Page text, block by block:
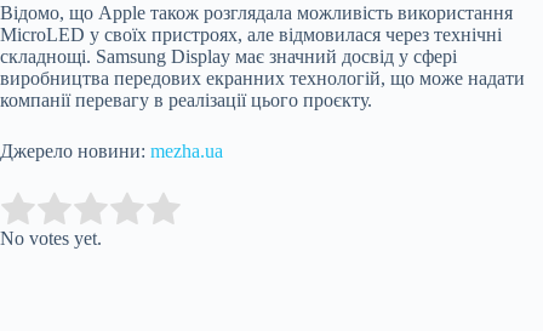
Відомо, що Apple також розглядала можливість використання
MicroLED у своїх пристроях, але відмовилася через технічні
складнощі. Samsung Display має значний досвід у сфері
виробництва передових екранних технологій, що може надати
компанії перевагу в реалізації цього проєкту.
Джерело новини: mezha.ua
Rate this item:
No votes yet.